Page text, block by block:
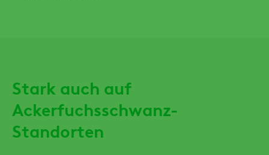
Stark auch auf
Ackerfuchsschwanz-
Standorten